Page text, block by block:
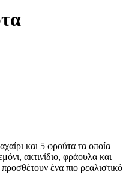
και 5 φρούτα τα οποία
ακτινίδιο, φράουλα και
ένα πιο ρεαλιστικό